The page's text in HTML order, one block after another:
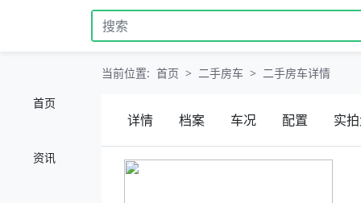
首页
资讯
当前位置: 首页 二手房车 二手房车详情
详情 档案 车况 配置 实